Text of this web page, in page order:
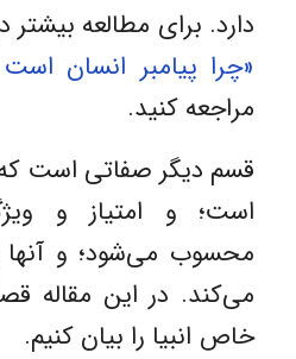
دارد. برای مطالعه بیشتر
«چرا پیامبر انسان
مراجعه کنید.
قسم دیگر صفاتی است
است؛ و امتیاز و
محسوب می‌شود؛ و آنها
می‌کند. در این مقاله
خاص انبیا را بیان کنیم.